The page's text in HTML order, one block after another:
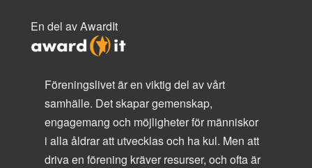
En del av AwardIt
Föreningslivet är en viktig del av vårt
samhälle. Det skapar gemenskap,
engagemang och möjligheter för människor
i alla åldrar att utvecklas och ha kul. Men att
driva en förening kräver resurser, och ofta är